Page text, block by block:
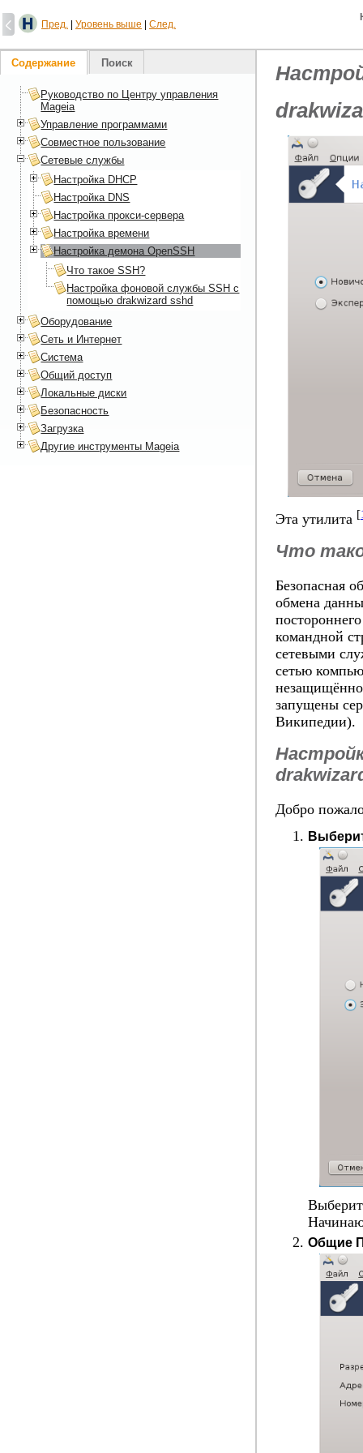
Пред. Уровень выше След.
Эта утилита [
Что
Безопасная
обмена
командной
сетевыми
сетью
запущены
Википедии).
Добро
Общие
Содержание Поиск
Руководство по Центру управления
Mageia
Управление программами
Совместное пользование
Сетевые службы
Настройка DHCP
Настройка DNS
Настройка прокси-сервера
Настройка времени
Настройка демона OpenSSH
Что такое SSH?
Настройка фоновой службы SSH с
помощью drakwizard sshd
Оборудование
Сеть и Интернет
Система
Общий доступ
Локальные диски
Безопасность
Загрузка
Другие инструменты Mageia